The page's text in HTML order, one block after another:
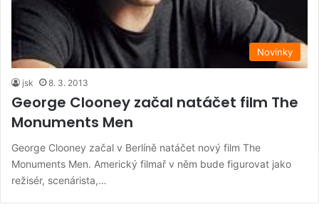
Novinky
jsk 8. 3. 2013
George Clooney začal natáčet film The
Monuments Men
George Clooney začal v Berlíně natáčet nový film The
Monuments Men. Americký filmař v něm bude figurovat jako
režisér, scenárista,…